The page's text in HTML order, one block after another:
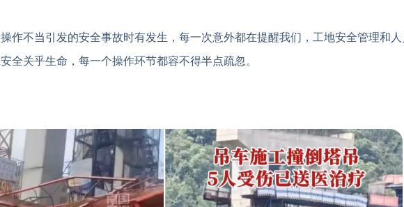
作不当引发的安全事故时有发生，每一次意外都在提醒我们，工地安全管理和
全关乎生命，每一个操作环节都容不得半点疏忽。